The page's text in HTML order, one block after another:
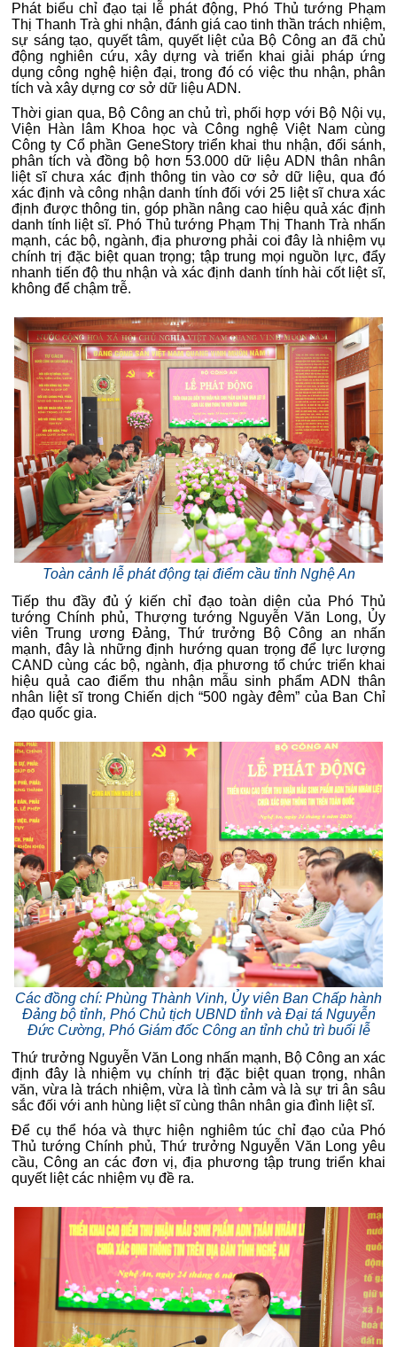
Phát biểu chỉ đạo tại lễ phát động, Phó Thủ tướng Phạm
Thị Thanh Trà ghi nhận, đánh giá cao tinh thần trách nhiệm,
sự sáng tạo, quyết tâm, quyết liệt của Bộ Công an đã chủ
động nghiên cứu, xây dựng và triển khai giải pháp ứng
dụng công nghệ hiện đại, trong đó có việc thu nhận, phân
tích và xây dựng cơ sở dữ liệu ADN.
Thời gian qua, Bộ Công an chủ trì, phối hợp với Bộ Nội vụ,
Viện Hàn lâm Khoa học và Công nghệ Việt Nam cùng
Công ty Cổ phần GeneStory triển khai thu nhận, đối sánh,
phân tích và đồng bộ hơn 53.000 dữ liệu ADN thân nhân
liệt sĩ chưa xác định thông tin vào cơ sở dữ liệu, qua đó
xác định và công nhận danh tính đối với 25 liệt sĩ chưa xác
định được thông tin, góp phần nâng cao hiệu quả xác định
danh tính liệt sĩ. Phó Thủ tướng Phạm Thị Thanh Trà nhấn
mạnh, các bộ, ngành, địa phương phải coi đây là nhiệm vụ
chính trị đặc biệt quan trọng; tập trung mọi nguồn lực, đẩy
nhanh tiến độ thu nhận và xác định danh tính hài cốt liệt sĩ,
không để chậm trễ.
Toàn cảnh lễ phát động tại điểm cầu tỉnh Nghệ An
Tiếp thu đầy đủ ý kiến chỉ đạo toàn diện của Phó Thủ
tướng Chính phủ, Thượng tướng Nguyễn Văn Long, Ủy
viên Trung ương Đảng, Thứ trưởng Bộ Công an nhấn
mạnh, đây là những định hướng quan trọng để lực lượng
CAND cùng các bộ, ngành, địa phương tổ chức triển khai
hiệu quả cao điểm thu nhận mẫu sinh phẩm ADN thân
nhân liệt sĩ trong Chiến dịch “500 ngày đêm” của Ban Chỉ
đạo quốc gia.
Các đồng chí: Phùng Thành Vinh, Ủy viên Ban Chấp hành
Đảng bộ tỉnh, Phó Chủ tịch UBND tỉnh và Đại tá Nguyễn
Đức Cường, Phó Giám đốc Công an tỉnh chủ trì buổi lễ
Thứ trưởng Nguyễn Văn Long nhấn mạnh, Bộ Công an xác
định đây là nhiệm vụ chính trị đặc biệt quan trọng, nhân
văn, vừa là trách nhiệm, vừa là tình cảm và là sự tri ân sâu
sắc đối với anh hùng liệt sĩ cùng thân nhân gia đình liệt sĩ.
Để cụ thể hóa và thực hiện nghiêm túc chỉ đạo của Phó
Thủ tướng Chính phủ, Thứ trưởng Nguyễn Văn Long yêu
cầu, Công an các đơn vị, địa phương tập trung triển khai
quyết liệt các nhiệm vụ đề ra.